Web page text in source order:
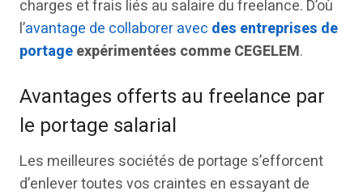
charges et frais liés au salaire du freelance. D’où
l’avantage de collaborer avec des entreprises de
portageexpérimentées comme CEGELEM.
Avantages offerts au freelance par
le portage salarial
Les meilleures sociétés de portage s’efforcent
d’enlever toutes vos craintes en essayant de